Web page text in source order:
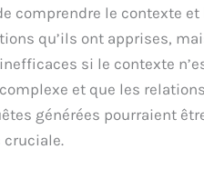
comprendre le contexte
qu’ils ont apprises,
si le contexte
et que les
générées pourraient
cruciale.